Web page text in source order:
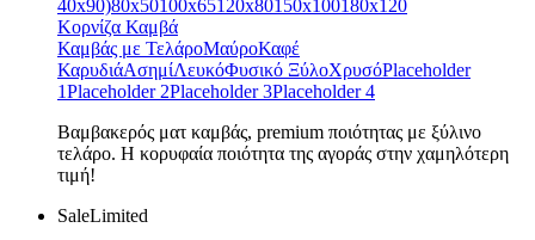
40x90)80x50100x65120x80150x100180x120
Κορνίζα Καμβά
Καμβάς με ΤελάροΜαύροΚαφέ
ΚαρυδιάΑσημίΛευκόΦυσικό ΞύλοΧρυσόPlaceholder
1Placeholder 2Placeholder 3Placeholder 4
Bαμβακερός ματ καμβάς, premium ποιότητας με ξύλινο
τελάρο. Η κορυφαία ποιότητα της αγοράς στην χαμηλότερη
τιμή!
SaleLimited